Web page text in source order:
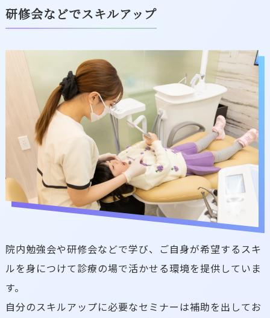
研修会などでスキルアップ
院内勉強会や研修会などで学び、ご自身が希望するスキ
ルを身につけて診療の場で活かせる環境を提供していま
す。
自分のスキルアップに必要なセミナーは補助を出してお